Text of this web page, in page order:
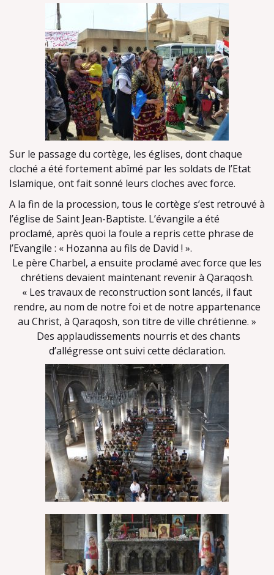
Sur le passage du cortège, les églises, dont chaque
cloché a été fortement abîmé par les soldats de l’Etat
Islamique, ont fait sonné leurs cloches avec force.
A la fin de la procession, tous le cortège s’est retrouvé à
l’église de Saint Jean-Baptiste. L’évangile a été
proclamé, après quoi la foule a repris cette phrase de
l’Evangile : « Hozanna au fils de David ! ».
Le père Charbel, a ensuite proclamé avec force que les
chrétiens devaient maintenant revenir à Qaraqosh.
« Les travaux de reconstruction sont lancés, il faut
rendre, au nom de notre foi et de notre appartenance
au Christ, à Qaraqosh, son titre de ville chrétienne. »
Des applaudissements nourris et des chants
d’allégresse ont suivi cette déclaration.